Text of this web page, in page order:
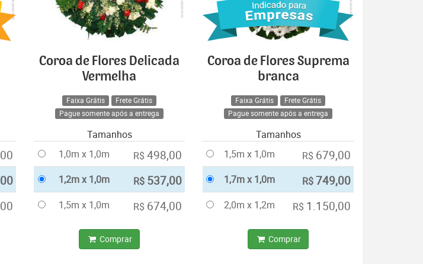
Coroa de Flores Delicada
Vermelha
Faixa Grátis
Frete Grátis
Pague somente após a entrega
Tamanhos
1,0m x 1,0m
R$ 498,00
1,2m x 1,0m R$ 537,00
1,5m x 1,0m R$ 674,00
Comprar
Coroa de Flores Suprema
branca
Faixa Grátis
Frete Grátis
Pague somente após a entrega
Tamanhos
1,5m x 1,0m
R$ 679,00
1,7m x 1,0m R$749,00
2,0m x 1,2m R$ 1.150,00
Comprar